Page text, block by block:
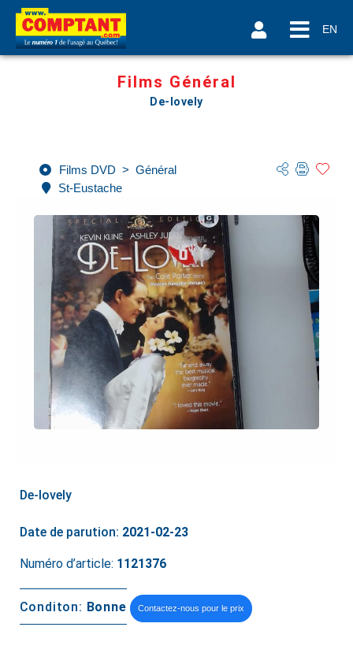
EN
Films Général
De-lovely
Films DVD > Général
St-Eustache
De-lovely
Date de parution: 2021-02-23
Numéro d’article: 1121376
Conditon: Bonne Contactez-nous pour le prix